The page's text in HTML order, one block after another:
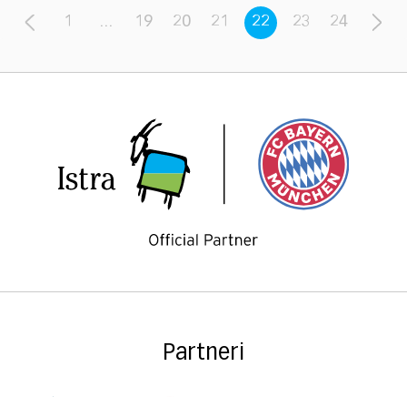
1 ... 19 20 21 22 23 24
Partneri